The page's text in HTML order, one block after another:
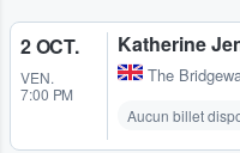
2 OCT.
VEN.
7:00 PM
Katherine
The
Aucun billet